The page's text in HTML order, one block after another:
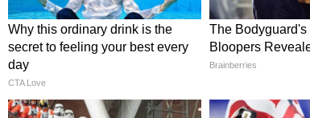
होटल की खिड़कियां पूरी तरह बंद थीं और मुख्य
दरवाजे लॉक हो गए, खिड़कियों ने धुएं को बाहर नहीं
गया, जिससे लोगों को बाहर निकलने का मौका ही नहीं